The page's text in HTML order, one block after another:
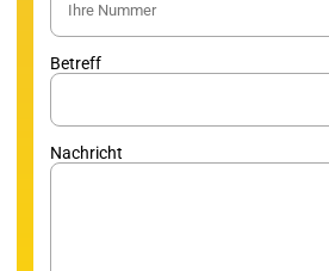
Betreff
Nachricht